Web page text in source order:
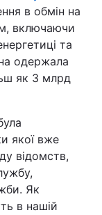
в обмін на
включаючи
та
одержала
як 3 млрд
якої вже
відомств,
Як
в нашій